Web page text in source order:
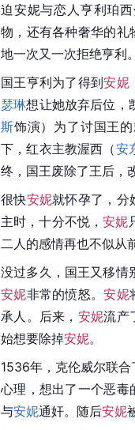
迫安妮与恋人亨利珀
物，还有各种奢华的礼
地一次又一次拒绝亨利
国王亨利为了得到安妮
瑟琳想让她放弃后位，
斯饰演）为了讨国王
下，红衣主教渥西（安
终，国王废除了王后，
很快安妮就怀孕了，分
主时，十分不悦，安妮
二人的感情再也不似从
没过多久，国王又移情
安妮非常的愤怒。安妮
承人。后来， 安妮流产
始想要除掉安妮。
1536年，克伦威尔联合
心理，想出了一个恶
与安妮通奸。随后安妮